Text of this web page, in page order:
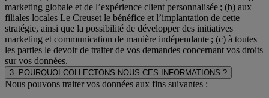
marketing globale et de l’expérience client personnalisée ; (b) aux
filiales locales Le Creuset le bénéfice et l’implantation de cette
stratégie, ainsi que la possibilité de développer des initiatives
marketing et communication de manière indépendante ; (c) à toutes
les parties le devoir de traiter de vos demandes concernant vos droits
sur vos données.
3. POURQUOI COLLECTONS-NOUS CES INFORMATIONS ?
Nous pouvons traiter vos données aux fins suivantes :